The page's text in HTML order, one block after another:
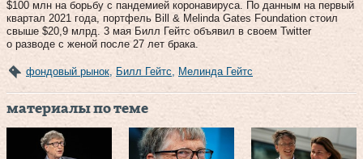
$100 млн на борьбу с пандемией коронавируса. По данным на первый
квартал 2021 года, портфель Bill & Melinda Gates Foundation стоил
свыше $20,9 млрд. 3 мая Билл Гейтс объявил в своем Twitter
о разводе с женой после 27 лет брака.
фондовый рынок Билл Гейтс Мелинда Гейтс
материалы по теме